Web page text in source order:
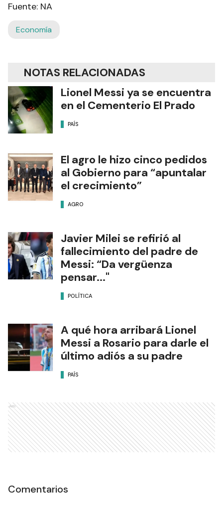
Fuente: NA
Economía
NOTAS RELACIONADAS
Lionel Messi ya se encuentra
en el Cementerio El Prado
PAÍS
El agro le hizo cinco pedidos
al Gobierno para “apuntalar
el crecimiento”
AGRO
Javier Milei se refirió al
fallecimiento del padre de
Messi: “Da vergüenza
pensar..."
POLÍTICA
A qué hora arribará Lionel
Messi a Rosario para darle el
último adiós a su padre
PAÍS
Ads
Comentarios